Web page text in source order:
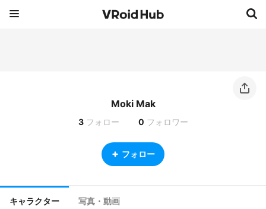
Moki Mak
3 フォロー 0 フォロワー
フォロー
キャラクター 写真・動画